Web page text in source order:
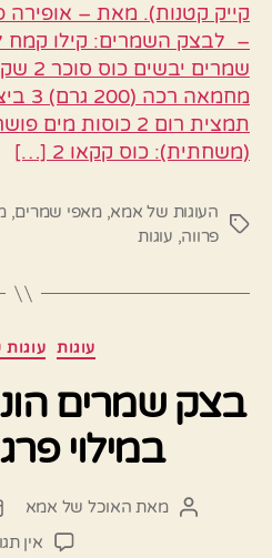
קייק קטנות). מאת – ‏אופירה
תמצית רום 2 כוסות
(משחתית): כוס קקאו 2 […]
תגיות
העוגות של אמא,מאפי שמרים,
פרווה, עוגות
עוגות
בצק שמרים
במילוי
המחבר
מאת האוכל של אמא
אין